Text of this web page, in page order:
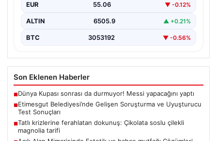
seriyor. Soruşturma kapsamında,…
EUR 55.06 ▼ -0.12%
ALTIN 6505.9 ▲ +0.21%
BTC 3053192 ▼ -0.56%
Son Eklenen Haberler
■Dünya Kupası sonrası da durmuyor! Messi yapacağını yaptı
■Etimesgut Belediyesi’nde Gelişen Soruşturma ve Uyuşturucu
Test Sonuçları
■Tatlı krizlerine ferahlatan dokunuş: Çikolata soslu çilekli
magnolia tarifi